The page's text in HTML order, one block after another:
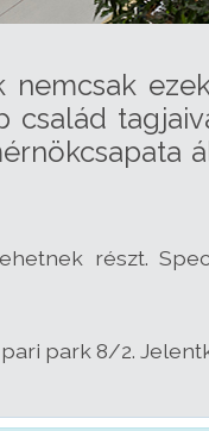
nemcsak
család
részt.
park 8/2.